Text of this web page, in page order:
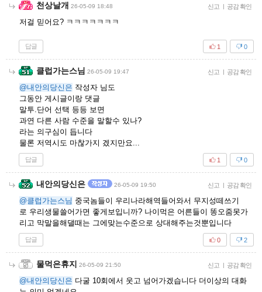
천상날개 26-05-09 18:48 신고 | 공감 확인
저걸 믿어요? ㅋㅋㅋㅋㅋㅋㅋ
답글 0
1
클럽가는스님 26-05-09 19:47 신고 | 공감 확인
@내안의당신은 작성자 님도
그동안 게시글이랑 댓글
말투.단어 선택 등등 보면
과연 다른 사람 수준을 말할수 있나?
라는 의구심이 듭니다
물론 저역시도 마찮가지 겠지만요...
답글 0
1
내안의당신은 26-05-09 19:50 신고 | 공감 확인
@클럽가는스님 중국놈들이 우리나라해역들어와서 무지성떼쓰기
로 우리생물쓸어가면 좋게보입니까? 나이먹은 어른들이 똥오줌못가
리고 막말을해댈때는 그에맞는수준으로 상대해주는것뿐입니다
답글 2
0
물먹은휴지 26-05-09 21:50 신고 | 공감 확인
@내안의당신은 다굴 10회에서 웃고 넘어가겠습니다 더이상의 대화